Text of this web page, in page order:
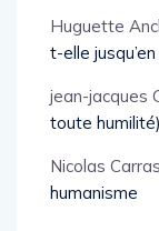
Huguette
t-elle
jean-jacques
toute humilité)
Nicolas Carras
humanisme